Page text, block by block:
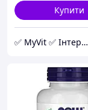
Купити
✅ MyVit ✅ Інтернет-магазин товарів для здорового життя